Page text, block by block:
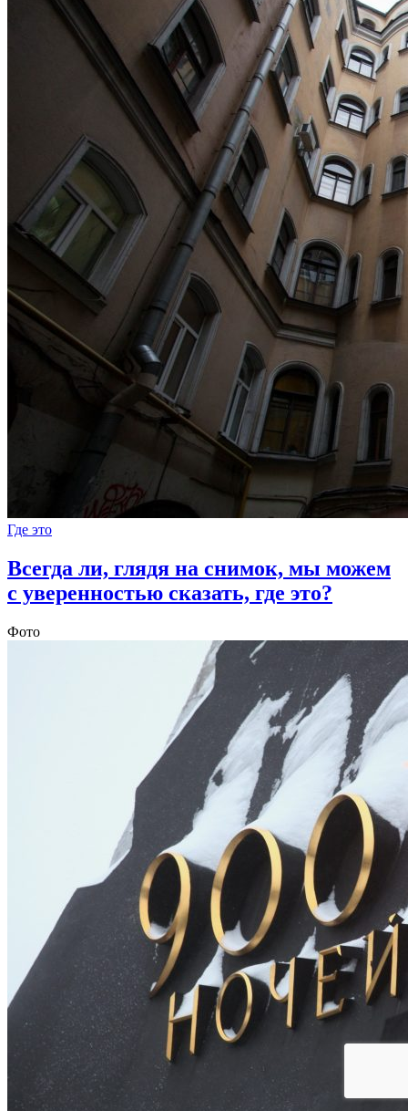
Где это
Всегда ли, глядя на снимок, мы можем
с уверенностью сказать, где это?
Фото